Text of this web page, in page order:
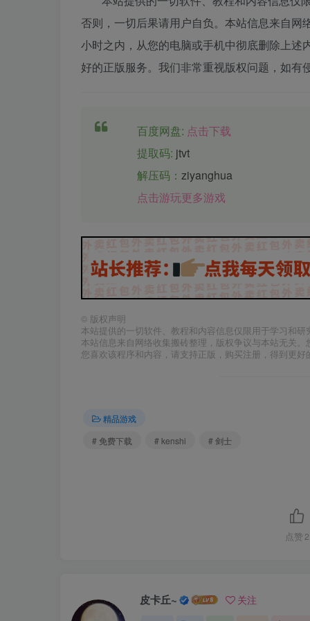
否则，一切后果请用户自负。本站信息来自
小时之内，从您的电脑或手机中彻底删除上
好的正版服务。我们非常重视版权问题，如有
百度网盘: 点击下载
提取码: jtvt
解压码：ziyanghua
点击游玩更多游戏
© 版权声明
本站提供的一切软件、教程和内容信息仅限用于学习和
本站信息来自网络收集搬砖整理，版权争议与本站无关
您喜欢该程序和内容，请支持正版，购买注册，得到更
精品游戏
# 免费下载
# kenshi # 剑士
点赞 2
皮卡丘~ 关注